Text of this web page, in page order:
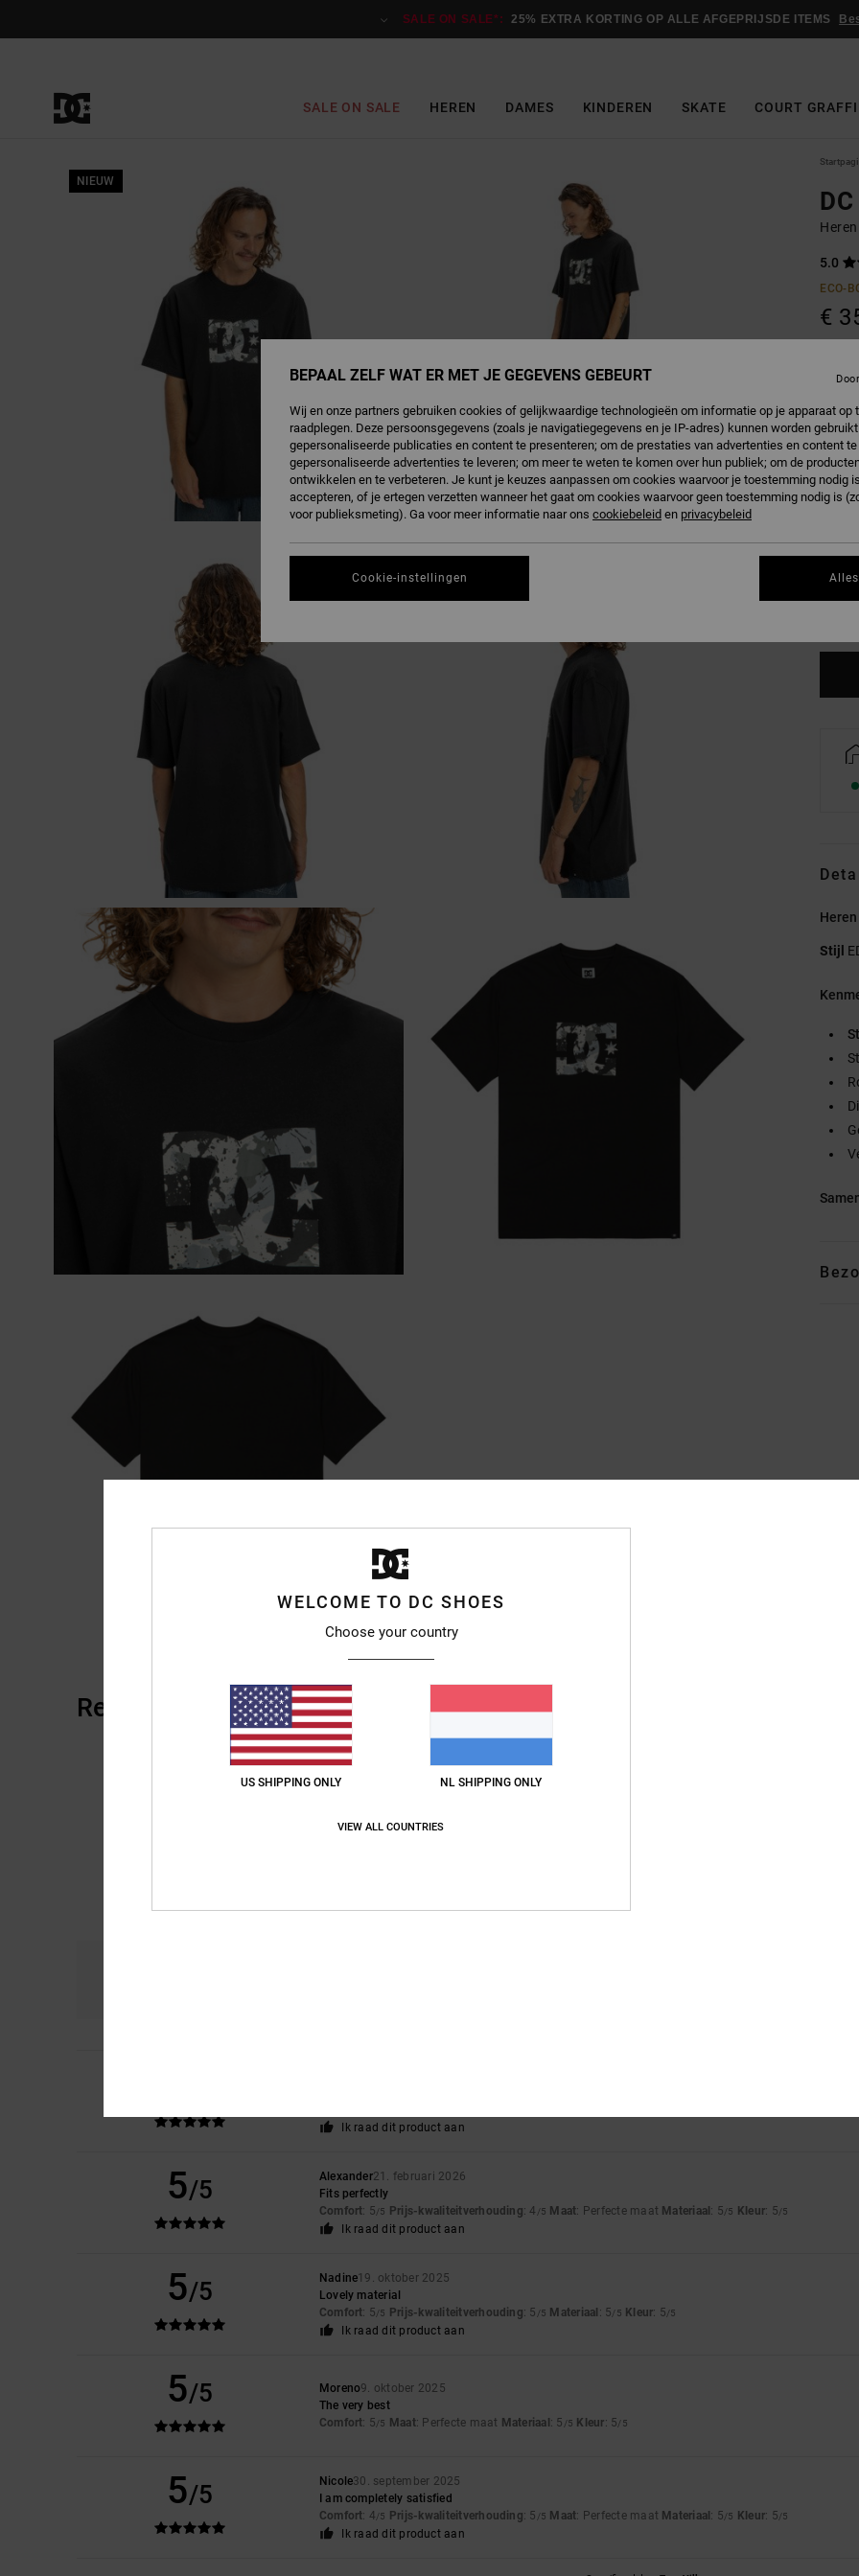
SALE ON SALE*: 25% EXTRA KORTING OP ALLE AFGEPRIJSDE ITEMS
SALE ON SALE HEREN DAMES KINDEREN SKATE COURT
NIEUW
5.0
ECO-
€
Kleur
XS
Stijl
Reviews van klanten
80% van onze klanten bevelen dit product aan
Ik raad dit product aan
5/5 Alexander21. februari 2026
Fits perfectly
Comfort: 5/5 Prijs-kwaliteitverhouding: 4 /5 Maat: Perfecte maat Materiaal : 5/5 Kleur: 5/5
Ik raad dit product aan
5/5 Nadine19. oktober 2025
Lovely material
Comfort: 5/5 Prijs-kwaliteitverhouding: 5 /5 Materiaal : 5/5 Kleur: 5/5
Ik raad dit product aan
5/5 Moreno9. oktober 2025
The very best
Comfort: 5/5 Maat: Perfecte maat Materiaal : 5 /5 Kleur: 5/5
5/5 Nicole30. september 2025
I am completely satisfied
Comfort: 4/5 Prijs-kwaliteitverhouding: 5 /5 Maat: Perfecte maat Materiaal : 5/5 Kleur: 5/5
Ik raad dit product aan
WELCOME TO DC SHOES
Choose your country
US SHIPPING ONLY NL SHIPPING ONLY
VIEW ALL COUNTRIES
BEPAAL ZELF WAT ER MET JE GEGEVENS GEBEURT
Wij en onze partners gebruiken cookies of gelijkwaardige technologieën om informatie op je apparaat op
raadplegen. Deze persoonsgegevens (zoals je navigatiegegevens en je IP-adres) kunnen worden
gepersonaliseerde publicaties en content te presenteren; om de prestaties van advertenties en content
gepersonaliseerde advertenties te leveren; om meer te weten te komen over hun publiek; om de
ontwikkelen en te verbeteren. Je kunt je keuzes aanpassen om cookies waarvoor je toestemming nodig
accepteren, of je ertegen verzetten wanneer het gaat om cookies waarvoor geen toestemming nodig is
voor publieksmeting). Ga voor meer informatie naar ons cookiebeleid en privacybeleid
Cookie-instellingen